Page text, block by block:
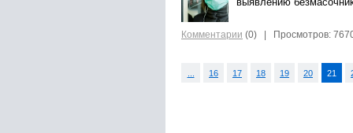
выявлению
Комментарии (0) | Просмотров:
16 17 18 19 20 21